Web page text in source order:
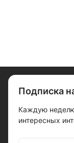
Подписка
Каждую
интересных